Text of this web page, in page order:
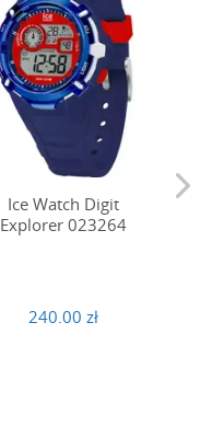
Ice Watch Digit
Explorer 023264
240.00 zł
Ice